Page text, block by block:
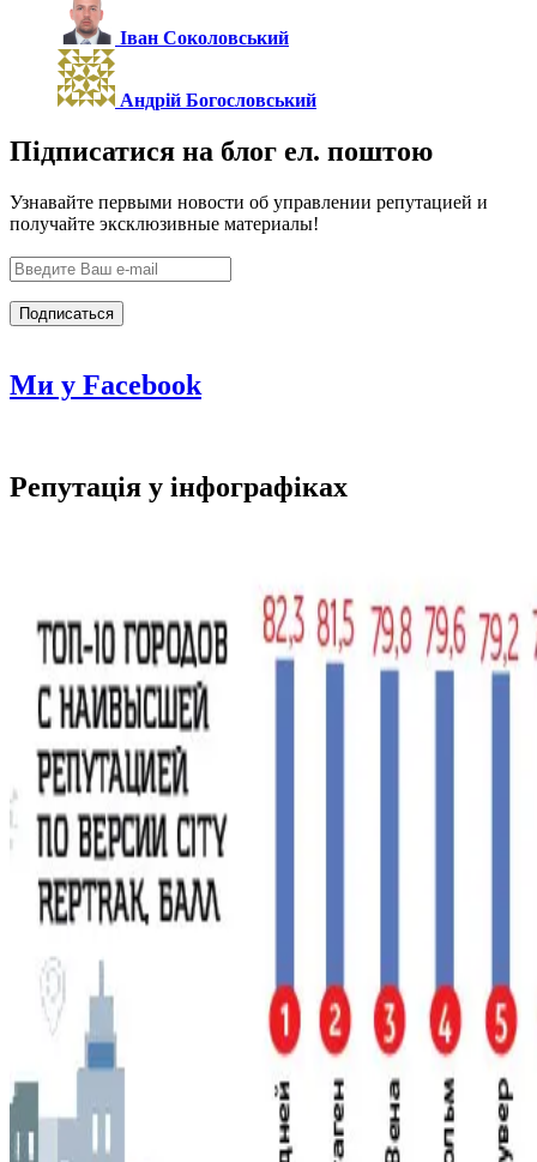
Іван Соколовський
Андрій Богословський
Підписатися на блог ел. поштою
Узнавайте первыми новости об управлении репутацией и
получайте эксклюзивные материалы!
Ми у Facebook
Репутація у інфографіках